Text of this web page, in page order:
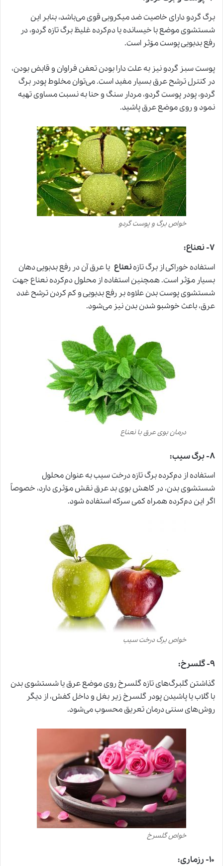
برگ گردو دارای خاصیت ضد میکروبی قوی می‌باشد، بنابر این
شستشوی موضع با خیسانده یا دم‌کرده غلیظ برگ تازه گردو، در
رفع بدبویی پوست مۆثر است.
پوست سبز گردو نیز به علت دارا بودن تعفن فراوان و قابض بودن،
در کنترل ترشح عرق بسیار مفید است. می‌توان مخلوط پودر برگ
گردو، پودر پوست گردو، مردار سنگ و حنا به نسبت مساوی تهیه
نمود و روی موضع عرق پاشید.
خواص برگ و پوست گردو
۷- نعناع:
استفاده خوراکی از برگ تازهنعناع یا عرق آن در رفع بدبویی دهان
بسیار مۆثر است. همچنین استفاده از محلول دم‌کرده نعناع جهت
شستشوی پوست بدن علاوه بر رفع بدبویی و کم کردن ترشح غدد
عرق، باعث خوشبو شدن بدن نیز می‌شود.
درمان بوی عرق با نعناع
۸- برگ سیب:
استفاده از دم‌کرده برگ تازه درخت سیب به عنوان محلول
شستشوی بدن، در کاهش بوی بد عرق نقش مۆثری دارد، خصوصاً
اگر این دم‌کرده همراه کمی سرکه استفاده شود.
خواص برگ درخت سیب
۹- گلسرخ:
گذاشتن گلبرگ‌های تازه گلسرخ روی موضع عرق یا شستشوی بدن
با گلاب یا پاشیدن پودر گلسرخ زیر بغل و داخل کفش، از دیگر
روش‌های سنتی درمان تعریق محسوب می‌شود.
خواص گلسرخ
۱۰- رزماری: